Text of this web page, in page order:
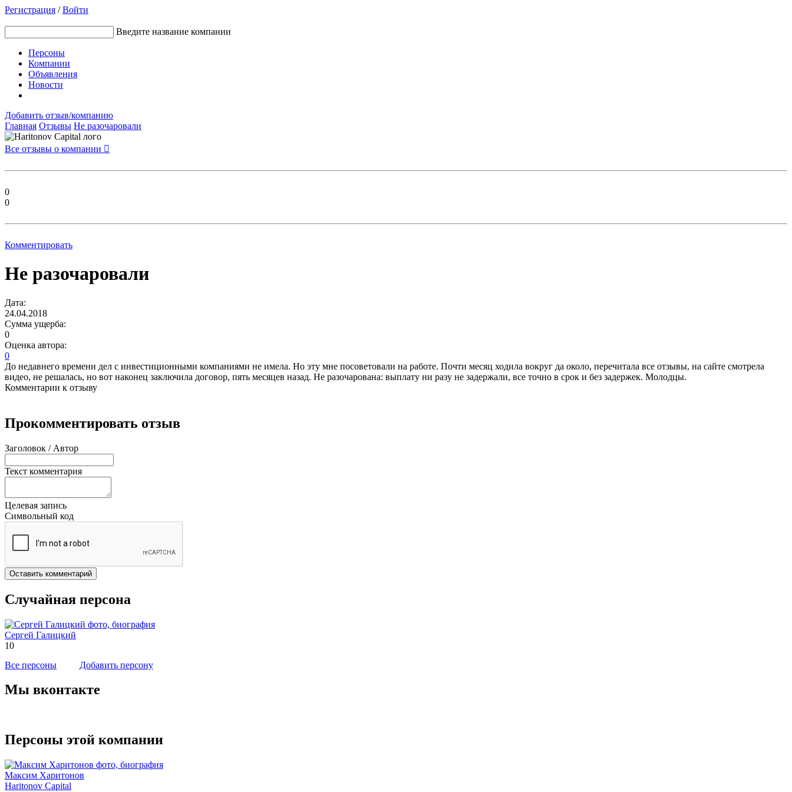
Регистрация /Войти
Введите название компании
Персоны
Компании
Объявления
Новости
Добавить отзыв/компанию
Главная Отзывы Не разочаровали
Все отзывы о компании 
0
0
Комментировать
Не разочаровали
Дата:
24.04.2018
Сумма ущерба:
0
Оценка автора:
0
До недавнего времени дел с инвестиционными компаниями не имела. Но эту мне посоветовали на работе. Почти месяц ходила вокруг да около, перечитала все отзывы, на сайте смотрела
видео, не решалась, но вот наконец заключила договор, пять месяцев назад. Не разочарована: выплату ни разу не задержали, все точно в срок и без задержек. Молодцы.
Комментарии к отзыву
Прокомментировать отзыв
Заголовок / Автор
Текст комментария
Целевая запись
Символьный код
Оставить комментарий
Случайная персона
Сергей Галицкий
10
Все персоны
Добавить персону
Мы вконтакте
Персоны этой компании
Максим Харитонов
Haritonov Capital